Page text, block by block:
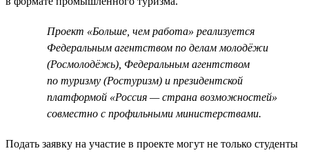
Проект «Больше, чем работа» реализуется
Федеральным агентством по делам молодёжи
(Росмолодёжь), Федеральным агентством
по туризму (Ростуризм) и президентской
платформой «Россия — страна возможностей»
совместно с профильными министерствами.
Подать заявку на участие в проекте могут не только студенты